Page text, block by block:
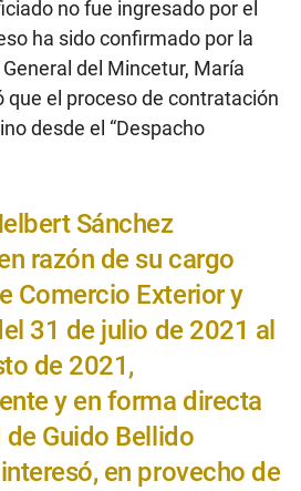
no fue ingresado por el
ha sido confirmado por la
del Mincetur, María
que el proceso de contratación
desde el “Despacho
Sánchez
razón de su cargo
Comercio Exterior y
31 de julio de 2021 al
de 2021,
y en forma directa
Guido Bellido
en provecho de